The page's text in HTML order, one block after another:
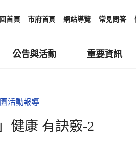
回首頁 市府首頁 網站導覽 常見問答
公告與活動 重要資訊
活動報導
健康 有訣竅-2